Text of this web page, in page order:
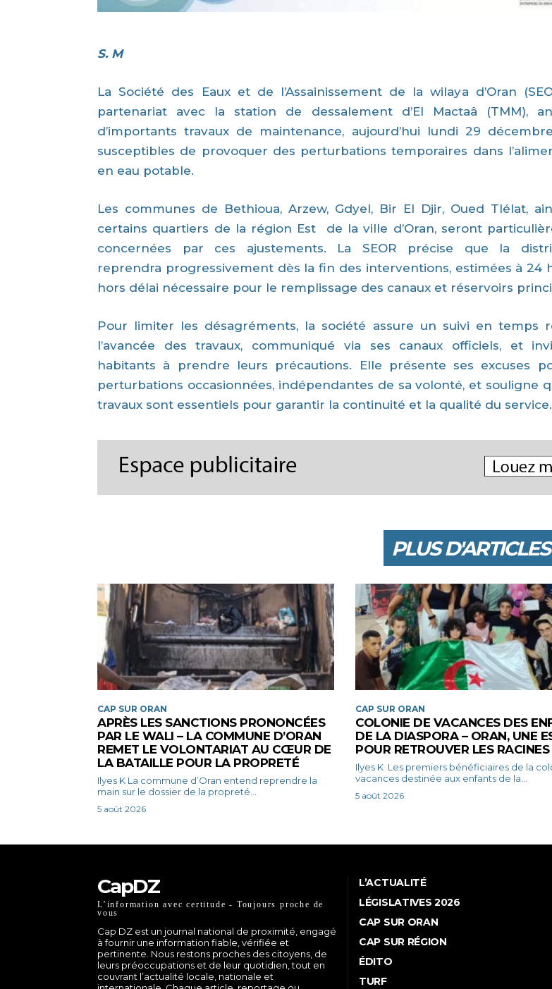
S. M
La Société des Eaux et de l’Assainissement de la wilaya d’Oran
partenariat avec la station de dessalement d’El Mactaâ (TMM),
d’importants travaux de maintenance, aujourd’hui lundi 29
susceptibles de provoquer des perturbations temporaires dans
en eau potable.
Les communes de Bethioua, Arzew, Gdyel, Bir El Djir, Oued Tlélat,
certains quartiers de la région Est de la ville d’Oran, seront
concernées par ces ajustements. La SEOR précise que la
reprendra progressivement dès la fin des interventions, estimées à 24
hors délai nécessaire pour le remplissage des canaux et réservoirs
Pour limiter les désagréments, la société assure un suivi en temps
l’avancée des travaux, communiqué via ses canaux officiels, et
habitants à prendre leurs précautions. Elle présente ses excuses
perturbations occasionnées, indépendantes de sa volonté, et souligne
travaux sont essentiels pour garantir la continuité et la qualité du service.
PLUS D'ARTICLES
CAP SUR ORAN
APRÈS LES SANCTIONS PRONONCÉES
PAR LE WALI – LA COMMUNE D’ORAN
REMET LE VOLONTARIAT AU CŒUR DE
LA BATAILLE POUR LA PROPRETÉ
Ilyes K La commune d’Oran entend reprendre la
main sur le dossier de la propreté...
5 août 2026
CAP SUR ORAN
COLONIE DE VACANCES DES
DE LA DIASPORA – ORAN, UNE
POUR RETROUVER LES RACINES
Ilyes K Les premiers bénéficiaires de la colonie de
vacances destinée aux enfants de la...
5 août 2026
CapDZ
L’information avec certitude - Toujours proche de
vous
Cap DZ est un journal national de proximité, engagé
à fournir une information fiable, vérifiée et
pertinente. Nous restons proches des citoyens, de
leurs préoccupations et de leur quotidien, tout en
couvrant l’actualité locale, nationale et
L’ACTUALITÉ
LÉGISLATIVES 2026
CAP SUR ORAN
CAP SUR RÉGION
ÉDITO
TURF